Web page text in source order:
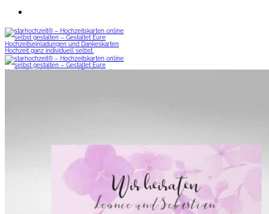
Save-the-Date
Save the Date Karten Hochzeit
Save-the-Date Karten Kraftpapier
Save-the-Date Karten selbst gestalten
Hochzeitseinladungen